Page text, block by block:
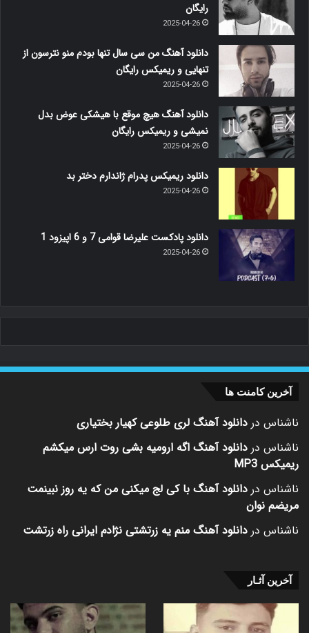
رایگان
2025-04-26
دانلود آهنگ من سی سال تنها بودم منو نترسون از
تنهایی و ریمیکس رایگان
2025-04-26
دانلود آهنگ هیچ موقع با هیشکی عوض بدل
نمیشی و ریمیکس رایگان
2025-04-26
دانلود ریمیکس پدرام ژاندارم دختر بد
2025-04-26
دانلود پادکست علیرضا قوامی 7 و 6 اپیزود 1
2025-04-26
آخرین کامنت ها
ناشناس در دانلود آهنگ لری طلوعی کهیار بختیاری
ناشناس در دانلود آهنگ اگه ارومیه بشی روت ارس میکشم
ریمیکس MP3
ناشناس در دانلود آهنگ با کی لج میکنی من که یه روز نبینمت
مریضم نوان
ناشناس در دانلود آهنگ منم یه زرتشتی نژادم ایرانی راه زرتشت
آخرین آثـار